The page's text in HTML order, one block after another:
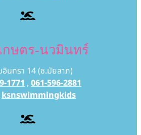
กษตร-นวมินทร์
อินทรา 14 (ซ.มัยลาภ)
1771, 061-596-2881
ksnswimmingkids